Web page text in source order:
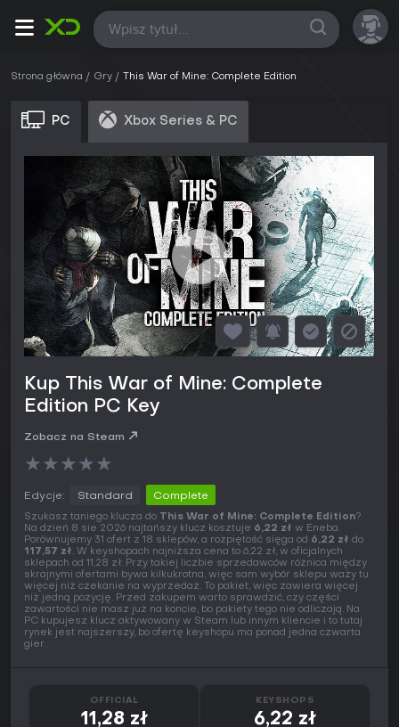
Wszystkie
Strona główna Gry This War of Mine: Complete Edition
PC Xbox Series & PC
Kup This War of Mine: Complete
Edition PC Key
Zobacz na Steam
★★★★★
Edycje: Standard Complete
Szukasz taniego klucza do This War of Mine: Complete Edition?
Na dzień 8 sie 2026 najtańszy klucz kosztuje 6,22 zł w Eneba.
Porównujemy 31 ofert z 18 sklepów, a rozpiętość sięga od 6,22 zł do
117,57 zł. W keyshopach najniższa cena to 6,22 zł, w oficjalnych
sklepach od 11,28 zł. Przy takiej liczbie sprzedawców różnica między
skrajnymi ofertami bywa kilkukrotna, więc sam wybór sklepu waży tu
więcej niż czekanie na wyprzedaż. To pakiet, więc zawiera więcej
niż jedną pozycję. Przed zakupem warto sprawdzić, czy części
zawartości nie masz już na koncie, bo pakiety tego nie odliczają. Na
PC kupujesz klucz aktywowany w Steam lub innym kliencie i to tutaj
rynek jest najszerszy, bo ofertę keyshopu ma ponad jedna czwarta
gier.
OFFICIAL
11,28 zł
KEYSHOPS
6,22 zł